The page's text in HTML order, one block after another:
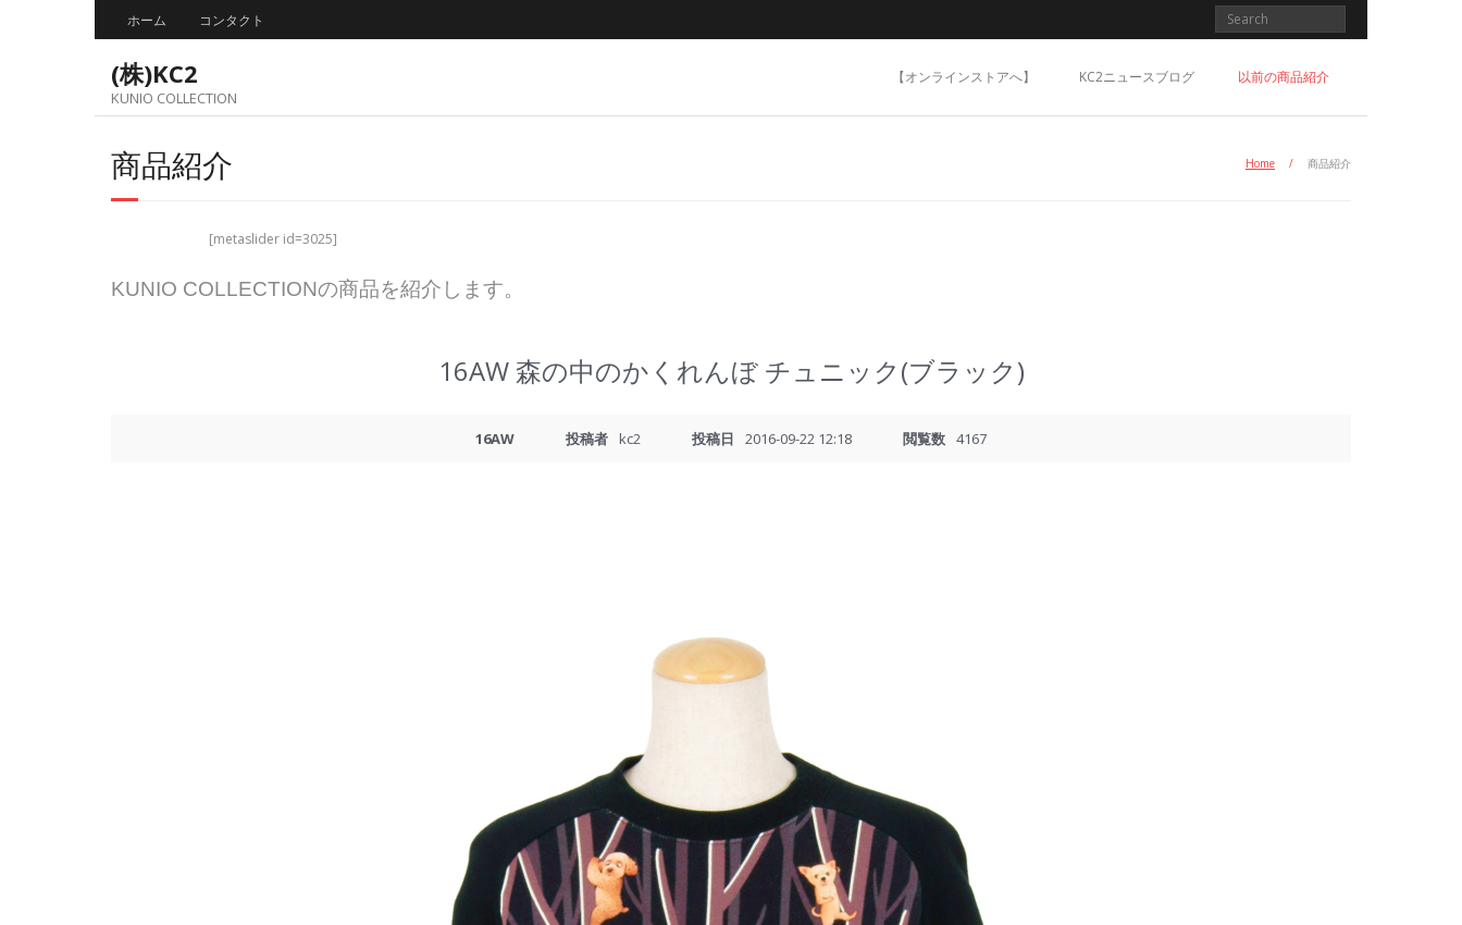
ホーム コンタクト
(株)KC2
KUNIO COLLECTION
【オンラインストアへ】 KC2ニュースブログ 以前の商品紹介
商品紹介 Home / 商品紹介
[metaslider id=3025]
KUNIO COLLECTIONの商品を紹介します。
16AW 森の中のかくれんぼ チュニック(ブラック)
16AW 投稿者 kc2 投稿日 2016-09-22 12:18 閲覧数 4167